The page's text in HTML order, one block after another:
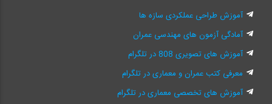
آموزش طراحی عملکردی سازه ها
آمادگی آزمون های مهندسی عمران
آموزش های تصویری 808 در تلگرام
معرفی کتب عمران و معماری در تلگرام
آموزش های تخصصی معماری در تلگرام